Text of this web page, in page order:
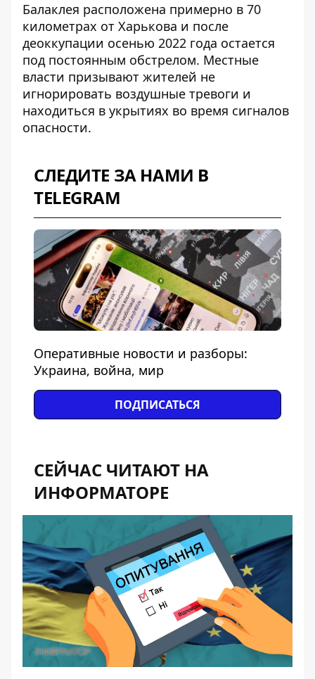
Балаклея расположена примерно в 70
километрах от Харькова и после
деоккупации осенью 2022 года остается
под постоянным обстрелом. Местные
власти призывают жителей не
игнорировать воздушные тревоги и
находиться в укрытиях во время сигналов
опасности.
СЛЕДИТЕ ЗА НАМИ В
TELEGRAM
Оперативные новости и разборы:
Украина, война, мир
ПОДПИСАТЬСЯ
СЕЙЧАС ЧИТАЮТ НА
ИНФОРМАТОРЕ